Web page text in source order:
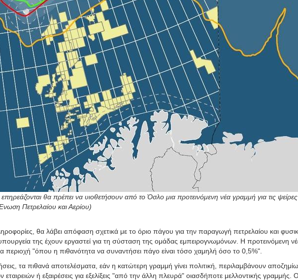
θα πρέπει να υιοθετήσουν από το Όσλο μια προτεινόμενη νέα γραμμή για τις ψείρες
Πετρελαίου και Αερίου)
θα λάβει απόφαση σχετικά με το όριο πάγου για την παραγωγή πετρελαίου και
της έχουν εργαστεί για τη σύσταση της ομάδας εμπειρογνωμόνων. Η προτεινόμενη
περιοχή "όπου η πιθανότητα να συναντήσει πάγο είναι τόσο χαμηλή όσο το 0,5%".
τα πιθανά αποτελέσματα, εάν η κατώτερη γραμμή γίνει πολιτική, περιλαμβάνουν
εταιρειών ή εξαιρέσεις για εξελίξεις "από την άλλη πλευρά" οιασδήποτε μελλοντικής γραμμής.